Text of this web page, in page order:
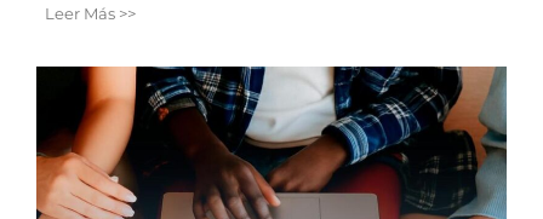
Leer Más >>